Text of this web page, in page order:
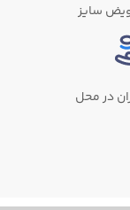
سایز
در محل